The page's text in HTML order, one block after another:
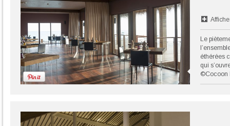
Le
éthérées
qui
©Cocoon